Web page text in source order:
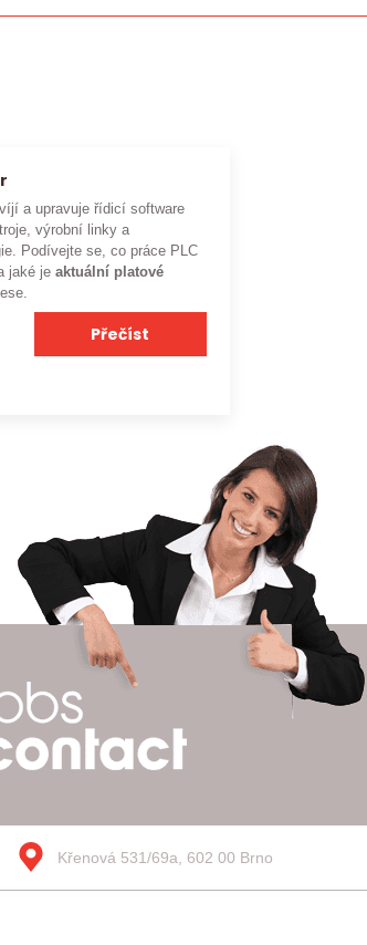
a upravuje řídicí software
výrobní linky a
Podívejte se, co práce PLC
jaké je aktuální platové
Přečíst
Křenová 531/69a, 602 00 Brno